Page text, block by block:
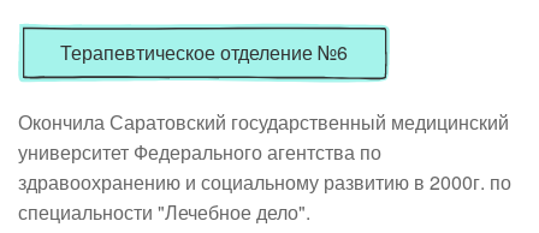
Терапевтическое отделение №6
Окончила Саратовский государственный медицинский
университет Федерального агентства по
здравоохранению и социальному развитию в 2000г. по
специальности "Лечебное дело".